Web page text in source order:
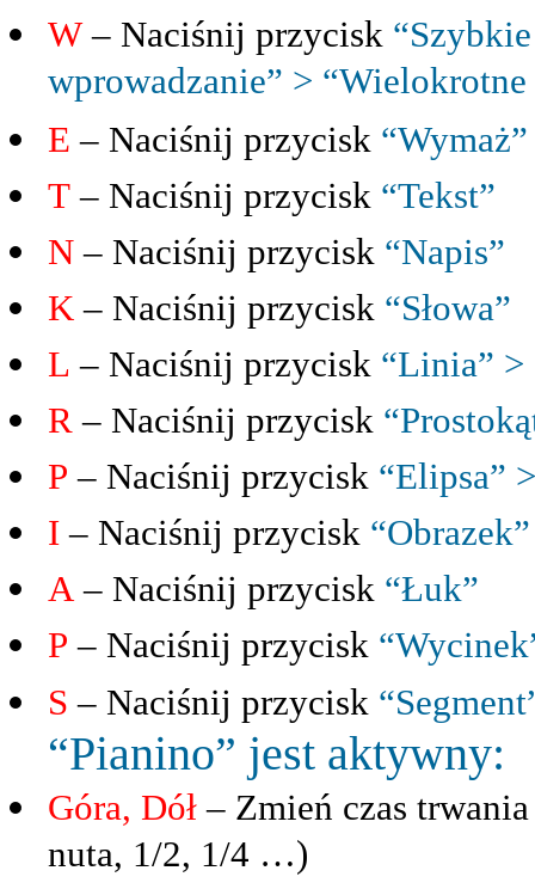
W– Naciśnij przycisk
wprowadzanie” >
E – Naciśnij przycisk “Wymaż”
T – Naciśnij przycisk “Tekst”
N – Naciśnij przycisk “Napis”
K – Naciśnij przycisk “Słowa”
L – Naciśnij przycisk “Linia” >
R – Naciśnij przycisk
P – Naciśnij przycisk “Elipsa”
I – Naciśnij przycisk “Obrazek”
A– Naciśnij przycisk “Łuk”
P – Naciśnij przycisk
S – Naciśnij przycisk
“Pianino” jest aktywny:
Góra, Dół – Zmień czas
nuta, 1/2, 1/4 …)